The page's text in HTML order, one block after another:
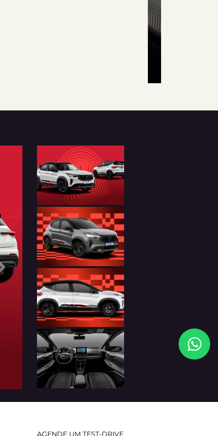
AGENDE UM TEST-DRIVE